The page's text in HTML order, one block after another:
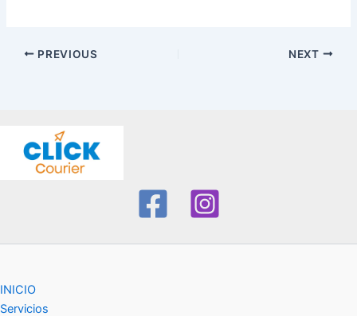
PREVIOUS NEXT
INICIO
Servicios